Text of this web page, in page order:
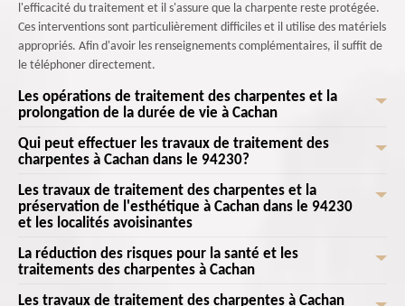
l'efficacité du traitement et il s'assure que la charpente reste protégée.
Ces interventions sont particulièrement difficiles et il utilise des matériels
appropriés. Afin d'avoir les renseignements complémentaires, il suffit de
le téléphoner directement.
Les opérations de traitement des charpentes et la
prolongation de la durée de vie à Cachan
Un grand nombre d'opérations s'effectue pour les charpentes des
maisons. En fait, les interventions de traitement sont indispensables. Ces
tâches sont indispensables pour préserver la charpente des attaques des
insectes et de l'humidité. Les travaux contribuent à prolonger la durée
vie. D'un autre côté, il y a aussi la réduction de la fréquence des
réparations ou des remplacements complets de la structure. Les travaux
sont assez difficiles et il est possible de les confier à Landouer Couverture
Qui peut effectuer les travaux de traitement des
charpentes à Cachan dans le 94230?
Les travaux de traitement s'effectuent pour une multitude de structures.
En fait, il est possible de les réaliser pour les charpentes. Ces
difficulté pousse les propriétaires à contacter des professionnels en la
matière. Il va utiliser des outils appropriés. Il s'assure de sa propre
sécurité en utilisant des équipements de protection individuelle ou EPI.
Les travaux de traitement des charpentes et la
préservation de l'esthétique à Cachan dans le 94230
et les localités avoisinantes
Les opérations de traitement des charpentes sont nécessaires pour
préserver l'aspect naturel des bois. Cela va permettre d'éviter les
dégradations causées par les insectes et l'humidité. Il y a alors une
La réduction des risques pour la santé et les
traitements des charpentes à Cachan
Les travaux de traitement des charpentes à Cachan